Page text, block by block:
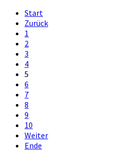
Start
Zurück
1
2
3
4
5
6
7
8
9
10
Weiter
Ende